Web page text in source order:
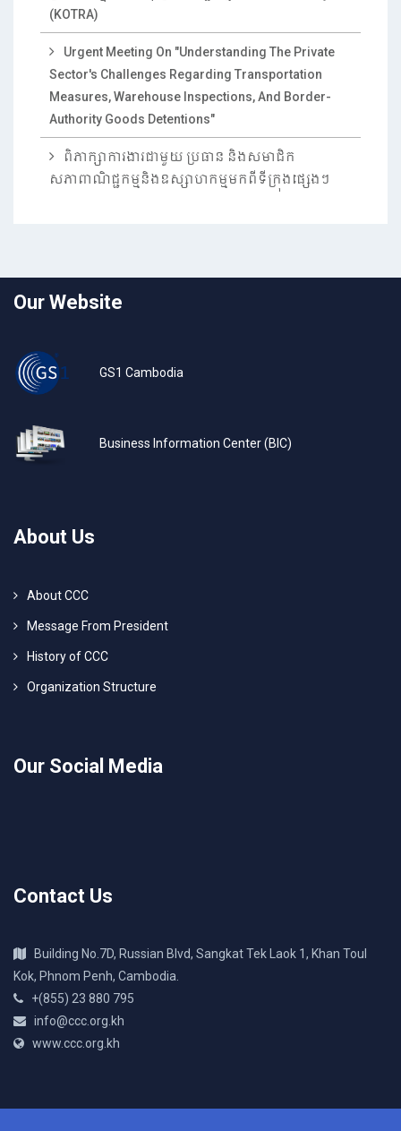
(KOTRA)
Urgent Meeting On "Understanding The Private
Sector's Challenges Regarding Transportation
Measures, Warehouse Inspections, And Border-
Authority Goods Detentions"
ពិភាក្សាការងារជាមួយ ប្រធាន និងសមាជិក
សភាពាណិជ្ជកម្មនិងឧស្សាហកម្មមកពីទីក្រុងផ្សេងៗ
Our Website
GS1 Cambodia
Business Information Center (BIC)
About Us
About CCC
Message From President
History of CCC
Organization Structure
Our Social Media
Contact Us
Building No.7D, Russian Blvd, Sangkat Tek Laok 1, Khan Toul
Kok, Phnom Penh, Cambodia.
+(855) 23 880 795
info@ccc.org.kh
www.ccc.org.kh